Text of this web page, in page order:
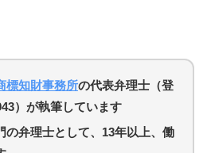
標知財事務所の代表弁理士（登
）が執筆しています
の弁理士として、13年以上、働